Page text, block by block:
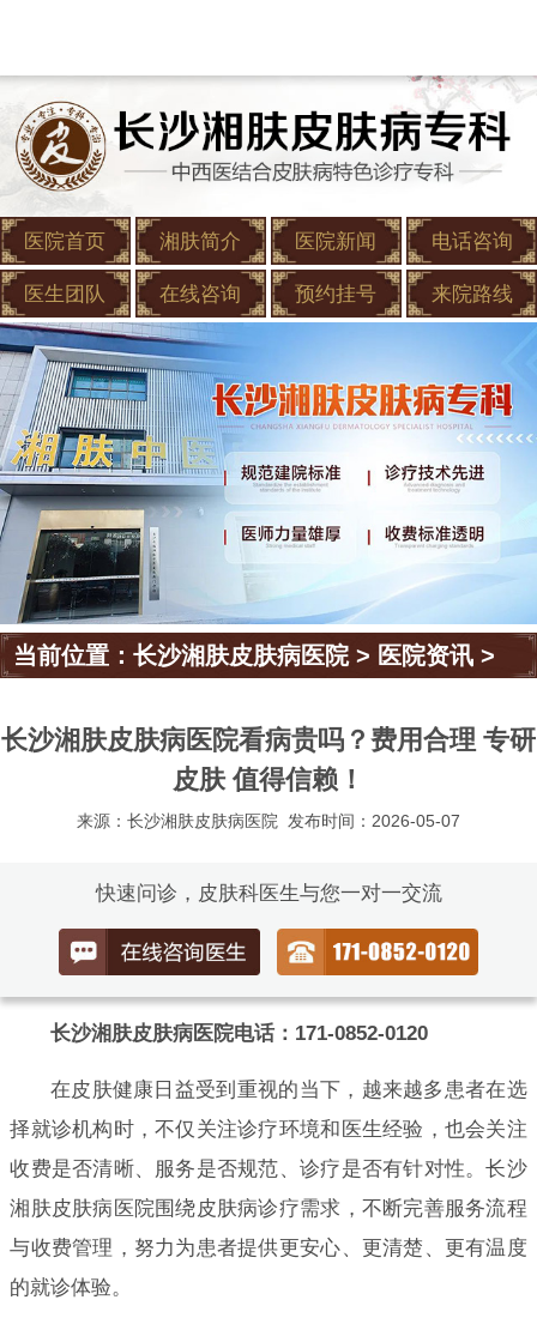
医院首页 湘肤简介 医院新闻 电话咨询
医生团队 在线咨询 预约挂号 来院路线
当前位置：长沙湘肤皮肤病医院> 医院资讯 >
长沙湘肤皮肤病医院看病贵吗？费用合理 专研
皮肤 值得信赖！
来源：长沙湘肤皮肤病医院 发布时间：2026-05-07
快速问诊，皮肤科医生与您一对一交流
长沙湘肤皮肤病医院电话：171-0852-0120
在皮肤健康日益受到重视的当下，越来越多患者在选
择就诊机构时，不仅关注诊疗环境和医生经验，也会关注
收费是否清晰、服务是否规范、诊疗是否有针对性。长沙
湘肤皮肤病医院围绕皮肤病诊疗需求，不断完善服务流程
与收费管理，努力为患者提供更安心、更清楚、更有温度
的就诊体验。